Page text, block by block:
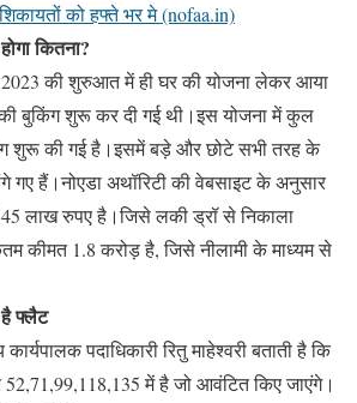
को हफ्ते भर मे (nofaa.in)
कितना?
2023 की शुरुआत में ही घर की योजना लेकर आया
बुकिंग शुरू कर दी गई थी।इस योजना में कुल
शुरू की गई है।इसमें बड़े और छोटे सभी तरह के
गए हैं।नोएडा अथॉरिटी की वेबसाइट के अनुसार
लाख रुपए है।जिसे लकी ड्रॉ से निकाला
कीमत 1.8 करोड़ है, जिसे नीलामी के माध्यम से
फ्लैट
पदाधिकारी रितु माहेश्वरी बताती है कि
में है जो आवंटित किए जाएंगे।